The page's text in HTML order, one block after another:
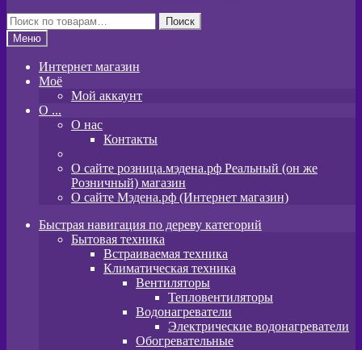
Искать:
Поиск
Меню
Интернет магазин
Моё
Мой аккаунт
O ...
О нас
Контакты
О сайте розница.мэдена.рф Реальный (он же
Розничный) магазин
О сайте Мэдена.рф (Интернет магазин)
Быстрая навигация по дереву категорий
Бытовая техника
Встраиваемая техника
Климатическая техника
Вентиляторы
Тепловентиляторы
Водонагреватели
Электрические водонагреватели
Обогревательные